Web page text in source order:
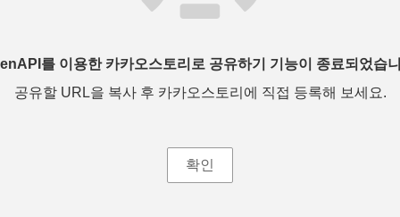
를 이용한 카카오스토리로 공유하기 기능이 종료되었습
공유할 URL을 복사 후 카카오스토리에 직접 등록해 보세요.
확인